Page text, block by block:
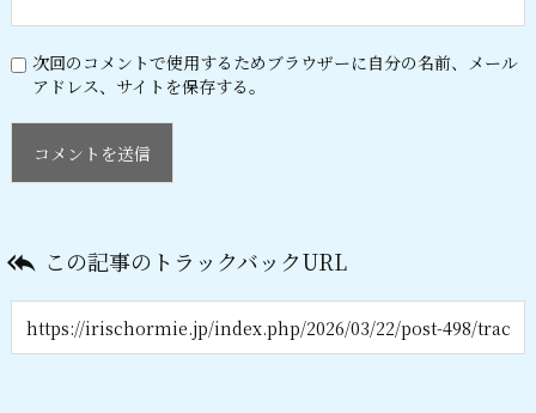
次回のコメントで使用するためブラウザーに自分の名前、メール
アドレス、サイトを保存する。
 この記事のトラックバックURL